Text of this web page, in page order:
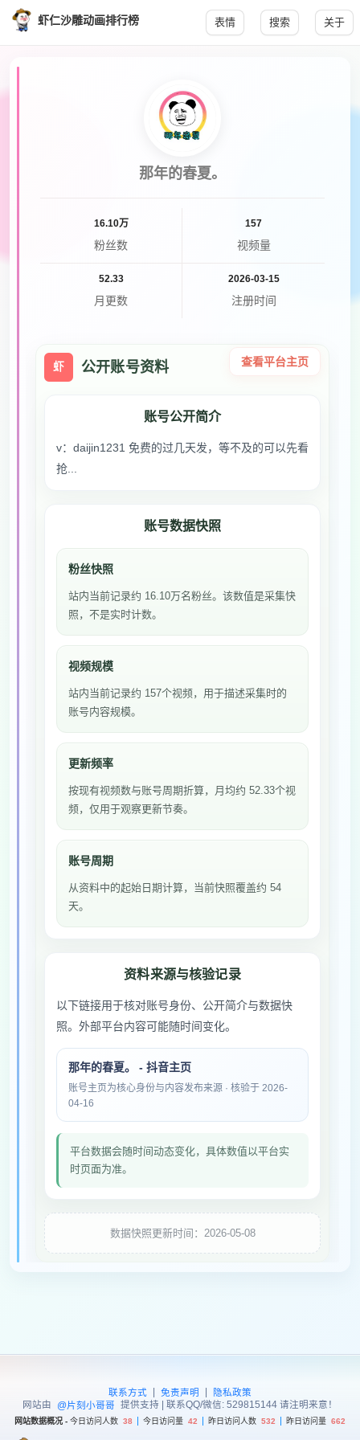
虾仁沙雕动画排行榜 表情 搜索 关于
那年的春夏。
16.10万
粉丝数
157
视频量
52.33
月更数
2026-03-15
注册时间
虾 公开账号资料 查看平台主页
账号公开简介
v：daijin1231 免费的过几天发，等不及的可以先看
抢...
账号数据快照
粉丝快照
站内当前记录约 16.10万名粉丝。该数值是采集快
照，不是实时计数。
视频规模
站内当前记录约 157个视频，用于描述采集时的
账号内容规模。
更新频率
按现有视频数与账号周期折算，月均约 52.33个视
频，仅用于观察更新节奏。
账号周期
从资料中的起始日期计算，当前快照覆盖约 54
天。
资料来源与核验记录
以下链接用于核对账号身份、公开简介与数据快
照。外部平台内容可能随时间变化。
那年的春夏。 - 抖音主页
账号主页为核心身份与内容发布来源 · 核验于 2026-
04-16
平台数据会随时间动态变化，具体数值以平台实
时页面为准。
数据快照更新时间：2026-05-08
联系方式 | 免责声明 |
隐私政策
网站由
@片刻小哥哥 提供支持 | 联系QQ/微信: 529815144 请注明来意！
网站数据概况 - 今日访问人数 38 今日访问量 42 昨日访问人数 532 昨日访问量 662